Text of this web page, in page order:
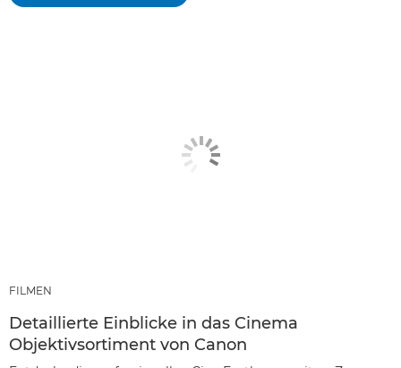
FILMEN
Detaillierte Einblicke in das Cinema
Objektivsortiment von Canon